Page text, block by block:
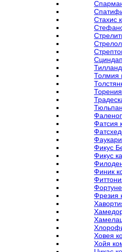
Стахис
Толмия
Фатсия
Фикус
Фикус
Финик
Фрезия
Ховея
Хойя